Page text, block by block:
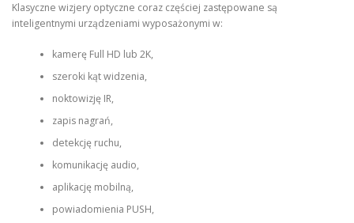
Klasyczne wizjery optyczne coraz częściej zastępowane są
inteligentnymi urządzeniami wyposażonymi w:
kamerę Full HD lub 2K,
szeroki kąt widzenia,
noktowizję IR,
zapis nagrań,
detekcję ruchu,
komunikację audio,
aplikację mobilną,
powiadomienia PUSH,